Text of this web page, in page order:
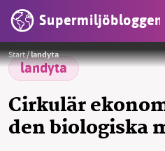
Supermiljöbloggen
OMRÅDEN
MILJÖFAKTA
OM OSS
Start/landyta
landyta
Cirkulär
den biologiska